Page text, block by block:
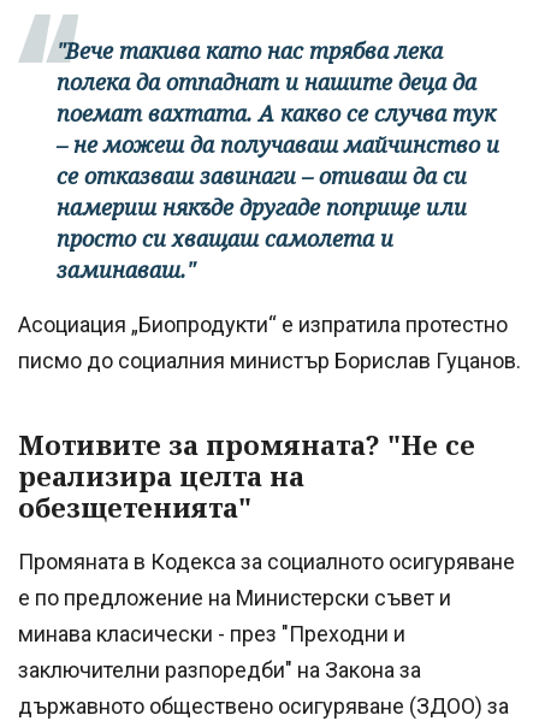
"Вече такива като нас трябва лека
полека да отпаднат и нашите деца да
поемат вахтата. А какво се случва тук
– не можеш да получаваш майчинство и
се отказваш завинаги – отиваш да си
намериш някъде другаде поприще или
просто си хващаш самолета и
заминаваш."
Асоциация „Биопродукти“ е изпратила протестно
писмо до социалния министър Борислав Гуцанов.
Мотивите за промяната? "Не се
реализира целта на
обезщетенията"
Промяната в Кодекса за социалното осигуряване
е по предложение на Министерски съвет и
минава класически - през "Преходни и
заключителни разпоредби" на Закона за
държавното обществено осигуряване (ЗДОО) за